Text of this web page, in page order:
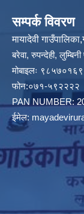
सम्पर्क विवरण
मायादेवी
बरेवा, रुपन्देही,
मोबाइलः
फोन:०७१-५९२२२२
PAN NUMBER:
ईमेल: